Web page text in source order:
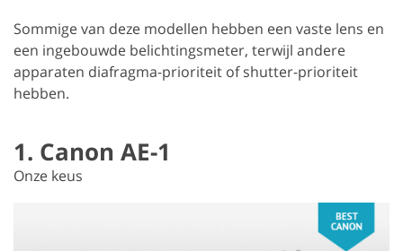
Sommige van deze modellen hebben een vaste lens en
een ingebouwde belichtingsmeter, terwijl andere
apparaten diafragma-prioriteit of shutter-prioriteit
hebben.
1. Canon AE-1
Onze keus